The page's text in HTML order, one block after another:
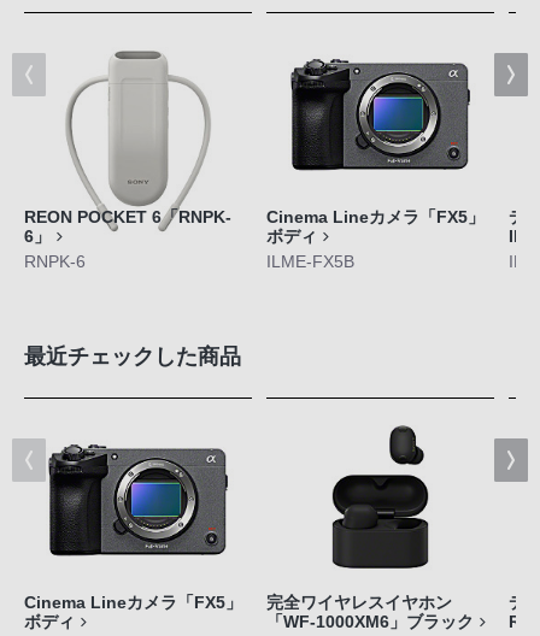
REON POCKET 6「RNPK-
6」
RNPK-6
Cinema Lineカメラ「FX5」
ボディ
ILME-FX5B
デ
最近チェックした商品
Cinema Lineカメラ「FX5」
ボディ
完全ワイヤレスイヤホン
「WF-1000XM6」ブラック
デ